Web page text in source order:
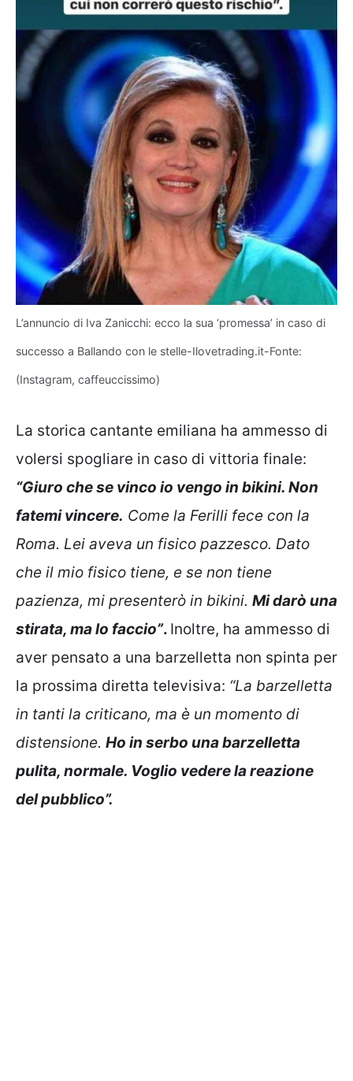
L’annuncio di Iva Zanicchi: ecco la sua ‘promessa’ in caso di
successo a Ballando con le stelle-Ilovetrading.it-Fonte:
(Instagram, caffeuccissimo)
La storica cantante emiliana ha ammesso di
volersi spogliare in caso di vittoria finale:
“Giuro che se vinco io vengo in bikini. Non
fatemi vincere. Come la Ferilli fece con la
Roma. Lei aveva un fisico pazzesco. Dato
che il mio fisico tiene, e se non tiene
pazienza, mi presenterò in bikini. Mi darò una
stirata, ma lo faccio”. Inoltre, ha ammesso di
aver pensato a una barzelletta non spinta per
la prossima diretta televisiva: “La barzelletta
in tanti la criticano, ma è un momento di
distensione. Ho in serbo una barzelletta
pulita, normale. Voglio vedere la reazione
del pubblico”.